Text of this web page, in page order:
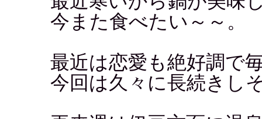
今また食べたい～～。
最近は恋愛も絶好調で
今回は久々に長続きし